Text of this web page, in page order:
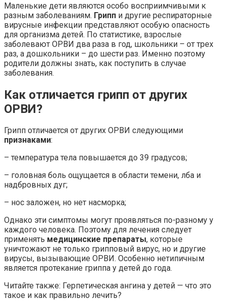
Маленькие дети являются особо восприимчивыми к
разным заболеваниям. Грипп и другие респираторные
вирусные инфекции представляют особую опасность
для организма детей. По статистике, взрослые
заболевают ОРВИ два раза в год, школьники – от трех
раз, а дошкольники – до шести раз. Именно поэтому
родители должны знать, как поступить в случае
заболевания.
Как отличается грипп от других
ОРВИ?
Грипп отличается от других ОРВИ следующими
признаками:
– температура тела повышается до 39 градусов;
– головная боль ощущается в области темени, лба и
надбровных дуг;
– нос заложен, но нет насморка;
Однако эти симптомы могут проявляться по-разному у
каждого человека. Поэтому для лечения следует
применять медицинские препараты, которые
уничтожают не только грипповый вирус, но и другие
вирусы, вызывающие ОРВИ. Особенно нетипичным
является протекание гриппа у детей до года.
Читайте также: Герпетическая ангина у детей — что это
такое и как правильно лечить?